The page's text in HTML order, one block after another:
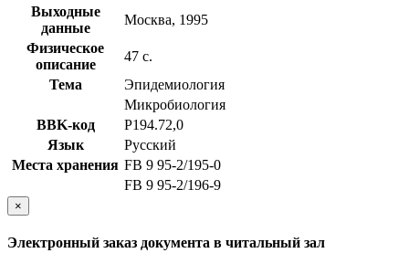
Выходные
данные
Москва, 1995
Физическое
описание
47 с.
Тема
Эпидемиология
Микробиология
BBK-код
Р194.72,0
Язык
Русский
Места хранения FB 9 95-2/195-0
FB 9 95-2/196-9
×
Электронный заказ документа в читальный зал